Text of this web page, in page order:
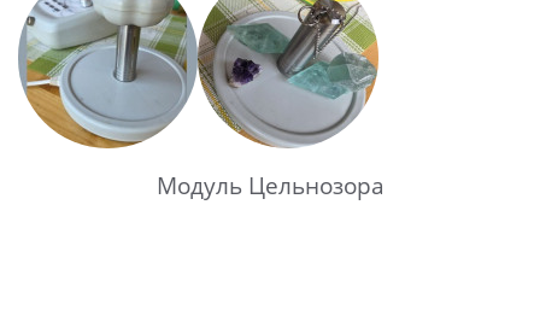
Модуль Цельнозора